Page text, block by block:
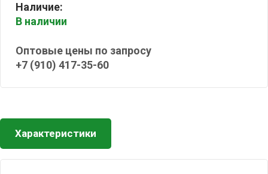
Наличие:
В наличии
Оптовые цены по запросу
+7 (910) 417-35-60
Характеристики